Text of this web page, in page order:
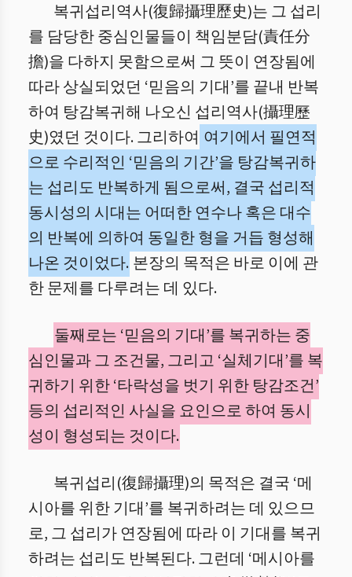
복귀섭리역사(復歸攝理歷史)는 그 섭리
를 담당한 중심인물들이 책임분담(責任分
擔)을 다하지 못함으로써 그 뜻이 연장됨에
따라 상실되었던 ‘믿음의 기대’를 끝내 반복
하여 탕감복귀해 나오신 섭리역사(攝理歷
史)였던 것이다. 그리하여 여기에서 필연적
으로 수리적인 ‘믿음의 기간’을 탕감복귀하
는 섭리도 반복하게 됨으로써, 결국 섭리적
동시성의 시대는 어떠한 연수나 혹은 대수
의 반복에 의하여 동일한 형을 거듭 형성해
나온 것이었다. 본장의 목적은 바로 이에 관
한 문제를 다루려는 데 있다.
둘째로는 ‘믿음의 기대’를 복귀하는 중
심인물과 그 조건물, 그리고 ‘실체기대’를 복
귀하기 위한 ‘타락성을 벗기 위한 탕감조건’
등의 섭리적인 사실을 요인으로 하여 동시
성이 형성되는 것이다.
복귀섭리(復歸攝理)의 목적은 결국 ‘메
시아를 위한 기대’를 복귀하려는 데 있으므
로, 그 섭리가 연장됨에 따라 이 기대를 복귀
하려는 섭리도 반복된다. 그런데 ‘메시아를